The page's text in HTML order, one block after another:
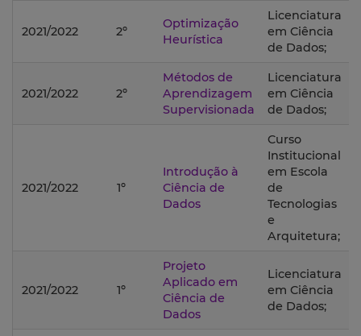
2021/2022 2º
Optimização
Heurística
Licenciatura
em Ciência
de Dados;
2021/2022 2º
Métodos de
Aprendizagem
Supervisionada
Licenciatura
em Ciência
de Dados;
2021/2022 1º
Introdução à
Ciência de
Dados
Curso
Institucional
em Escola
de
Tecnologias
e
Arquitetura;
2021/2022 1º
Projeto
Aplicado em
Ciência de
Dados
Licenciatura
em Ciência
de Dados;